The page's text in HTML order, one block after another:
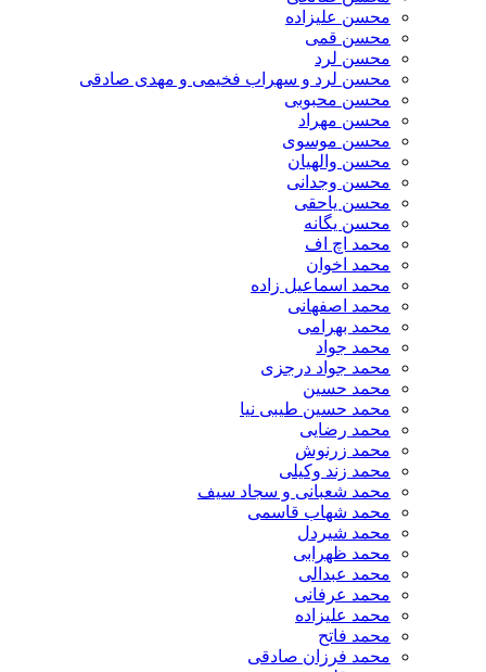
محسن علیزاده
محسن قمی
محسن لرد
محسن لرد و سهراب فخیمی و مهدی صادقی
محسن محبوبی
محسن مهراد
محسن موسوی
محسن والهیان
محسن وجدانی
محسن یاحقی
محسن یگانه
محمد اچ اف
محمد اخوان
محمد اسماعیل زاده
محمد اصفهانی
محمد بهرامی
محمد جواد
محمد جواد درجزی
محمد حسین
محمد حسین طیبی نیا
محمد رضایی
محمد زرنوش
محمد زند وکیلی
محمد شعبانی و سجاد سیف
محمد شهاب قاسمی
​محمد شیردل
محمد ظهرابی
محمد عبدالی
محمد عرفانی
محمد علیزاده
محمد فاتح
محمد فرزان صادقی